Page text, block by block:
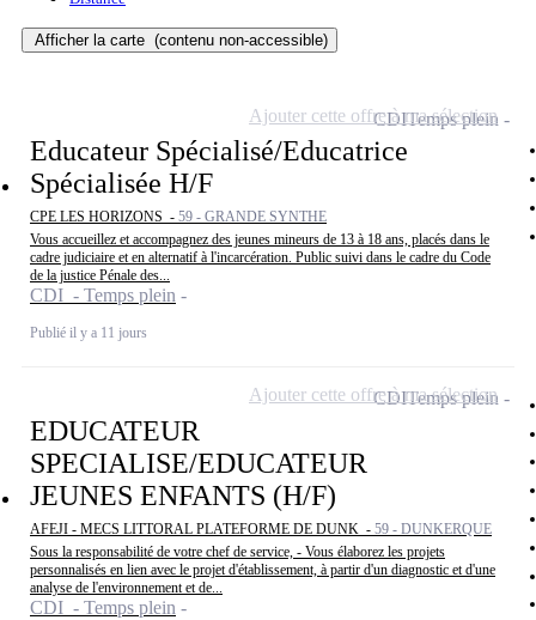
Afficher la carte (contenu non-accessible)
Educateur Spécialisé/Educatrice
Spécialisée H/F
CPE LES HORIZONS - 59 - GRANDE SYNTHE
Vous accueillez et accompagnez des jeunes mineurs de 13 à 18 ans, placés dans le
cadre judiciaire et en alternatif à l'incarcération. Public suivi dans le cadre du Code
de la justice Pénale des...
CDI - Temps plein
Publié il y a 11 jours
CDITemps plein
Ajouter cette offre à ma sélection
EDUCATEUR
SPECIALISE/EDUCATEUR
JEUNES ENFANTS (H/F)
AFEJI - MECS LITTORAL PLATEFORME DE DUNK - 59 - DUNKERQUE
Sous la responsabilité de votre chef de service, - Vous élaborez les projets
personnalisés en lien avec le projet d'établissement, à partir d'un diagnostic et d'une
analyse de l'environnement et de...
CDI - Temps plein
CDITemps plein
Ajouter cette offre à ma sélection